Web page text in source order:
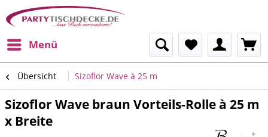
Menü
Übersicht Sizoflor Wave à 25 m
Sizoflor Wave braun Vorteils-Rolle à 25 m
x Breite